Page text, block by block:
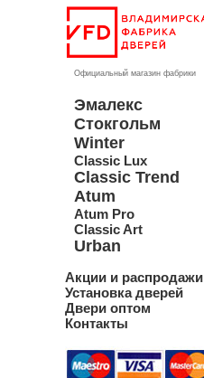
Официальный магазин фабрики
Эмалекс
Стокгольм
Winter
Classic Lux
Classic Trend
Atum
Atum Pro
Classic Art
Urban
Акции и распродажи
Установка дверей
Двери оптом
Контакты